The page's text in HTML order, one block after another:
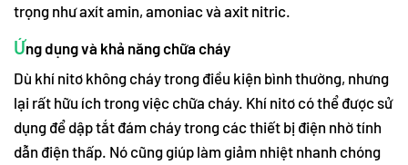
trọng như axít amin, amoniac và axit nitric.
Ứng dụng và khả năng chữa cháy
Dù khí nitơ không cháy trong điều kiện bình thường, nhưng
lại rất hữu ích trong việc chữa cháy. Khí nitơ có thể được sử
dụng để dập tắt đám cháy trong các thiết bị điện nhờ tính
dẫn điện thấp. Nó cũng giúp làm giảm nhiệt nhanh chóng